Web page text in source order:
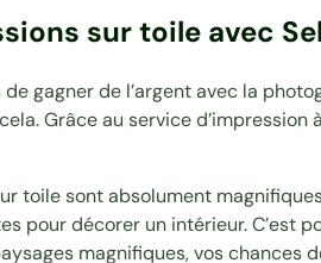
sur toile avec
de gagner de l’argent avec la
Grâce au service
toile sont absolument
pour décorer un intérieur. C’est
magnifiques, vos chances